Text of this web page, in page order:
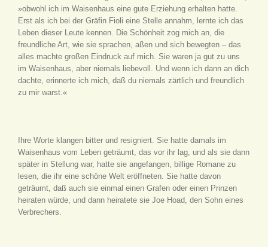
»obwohl ich im Waisenhaus eine gute Erziehung erhalten hatte.
Erst als ich bei der Gräfin Fioli eine Stelle annahm, lernte ich das
Leben dieser Leute kennen. Die Schönheit zog mich an, die
freundliche Art, wie sie sprachen, aßen und sich bewegten – das
alles machte großen Eindruck auf mich. Sie waren ja gut zu uns
im Waisenhaus, aber niemals liebevoll. Und wenn ich dann an dich
dachte, erinnerte ich mich, daß du niemals zärtlich und freundlich
zu mir warst.«
Ihre Worte klangen bitter und resigniert. Sie hatte damals im
Waisenhaus vom Leben geträumt, das vor ihr lag, und als sie dann
später in Stellung war, hatte sie angefangen, billige Romane zu
lesen, die ihr eine schöne Welt eröffneten. Sie hatte davon
geträumt, daß auch sie einmal einen Grafen oder einen Prinzen
heiraten würde, und dann heiratete sie Joe Hoad, den Sohn eines
Verbrechers.